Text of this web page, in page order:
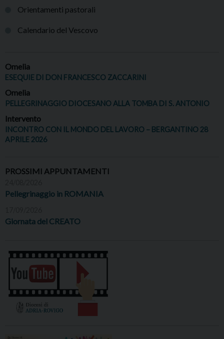
Orientamenti pastorali
Calendario del Vescovo
Omelia
ESEQUIE DI DON FRANCESCO ZACCARINI
Omelia
PELLEGRINAGGIO DIOCESANO ALLA TOMBA DI S. ANTONIO
Intervento
INCONTRO CON IL MONDO DEL LAVORO – BERGANTINO 28
APRILE 2026
PROSSIMI APPUNTAMENTI
Pellegrinaggio in ROMANIA
Giornata del CREATO